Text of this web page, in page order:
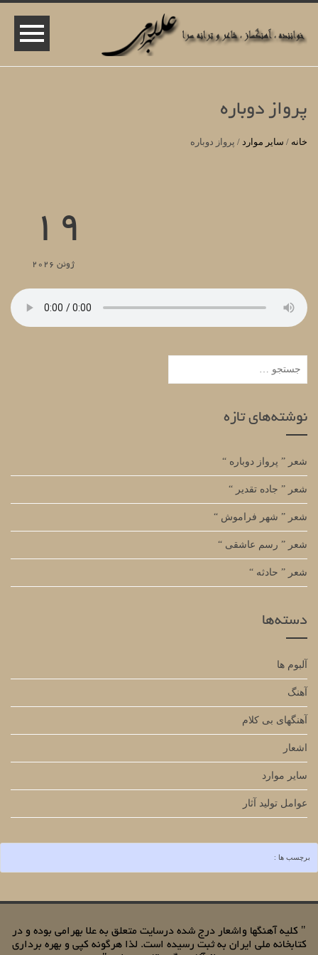
پرواز دوباره
خانه / سایر موارد / پرواز دوباره
19
ژوئن 2026
جستجو
برای:
نوشته‌های تازه
شعر ” پرواز دوباره “
شعر ” جاده تقدیر “
شعر ” شهر فراموش “
شعر ” رسم عاشقی “
شعر ” حادثه “
دسته‌ها
آلبوم ها
آهنگ
آهنگهای بی کلام
اشعار
سایر موارد
عوامل تولید آثار
برچسب ها :
" کلیه آهنگها واشعار درج شده درسایت متعلق به علا بهرامی بوده و در
کتابخانه ملی ایران به ثبت رسیده است. لذا هرگونه کپی و بهره برداری